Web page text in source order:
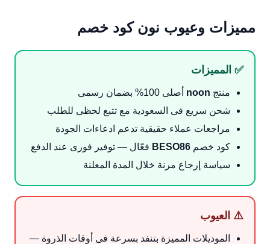
مميزات وعيوب نون كود خصم
✅ المميزات
منتج noon أصلى 100% بضمان رسمى
شحن سريع فى السعودية مع تتبع لحظى للطلب
مراجعات عملاء حقيقية تدعم ادعاءات الجودة
كود خصم BESO86 فعّال — توفير فورى عند الدفع
سياسة إرجاع مرنة خلال المدة المعلنة
⚠️ العيوب
الموديلات المميزة بتنفد بسرعة فى أوقات الذروة —